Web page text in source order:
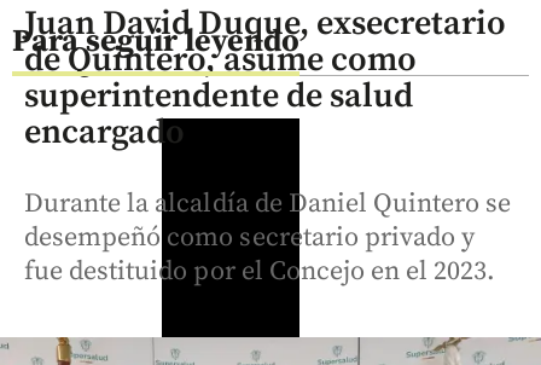
Para seguir leyendo
Juan David Duque, exsecretario
de Quintero, asume como
superintendente de salud
encargado
Durante la alcaldía de Daniel Quintero se
desempeñó como secretario privado y
fue destituido por el Concejo en el 2023.